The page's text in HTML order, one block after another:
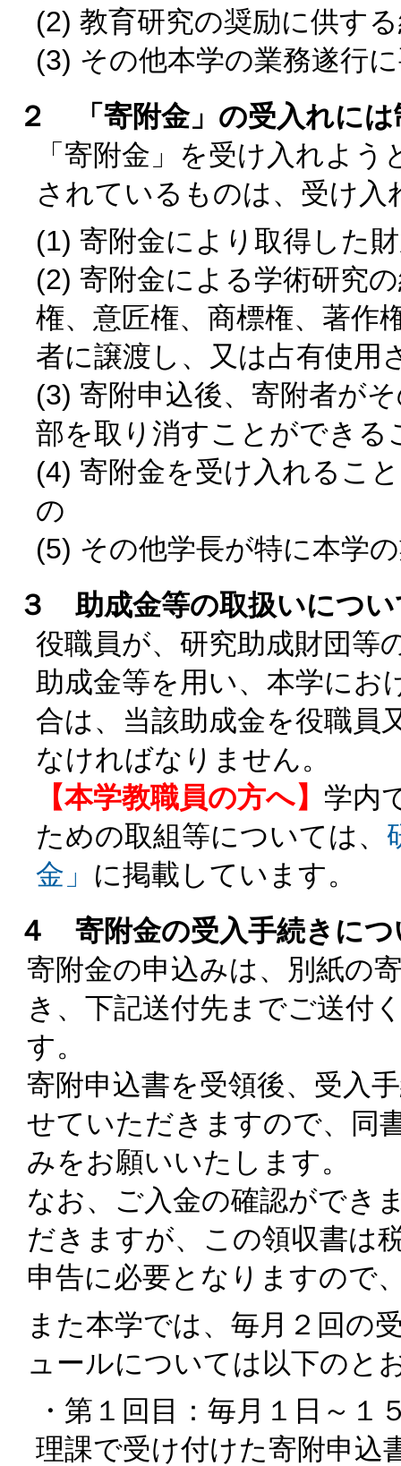
(2) 教育研究の奨励に供す
(3) その他本学の業務遂行
２ 「寄附金」の受入れに
「寄附金」を受け入れよ
されているものは、受け
(1) 寄附金により取得した
(2) 寄附金による学術研究
権、意匠権、商標権、著作
者に譲渡し、又は占有使用
(3) 寄附申込後、寄附者が
部を取り消すことができる
(4) 寄附金を受け入れるこ
の
(5) その他学長が特に本学
３ 助成金等の取扱いについ
役職員が、研究助成財団等
助成金等を用い、本学にお
合は、当該助成金を役職員
なければなりません。
【本学教職員の方へ】 学内
ための取組等については、
金」 に掲載しています。
４ 寄附金の受入手続きにつ
寄附金の申込みは、別紙の
き、下記送付先までご送付
す。
寄附申込書を受領後、受入
せていただきますので、同
みをお願いいたします。
なお、ご入金の確認ができ
だきますが、この領収書は
申告に必要となりますので
また本学では、毎月２回の
ュールについては以下のと
・第１回目：毎月１日～
理課で受け付けた寄附申込